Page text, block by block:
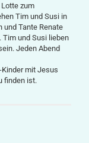
zum
Tim und Susi in
und Tante Renate
. Tim und Susi lieben
Jeden Abend
mit Jesus
finden ist.